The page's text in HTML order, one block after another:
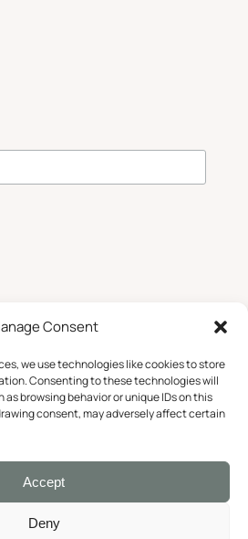
Consent
we use technologies like cookies to store
Consenting to these technologies will
browsing behavior or unique IDs on this
consent, may adversely affect certain
Accept
Deny
Papathanasiou. All Rights Reserved.